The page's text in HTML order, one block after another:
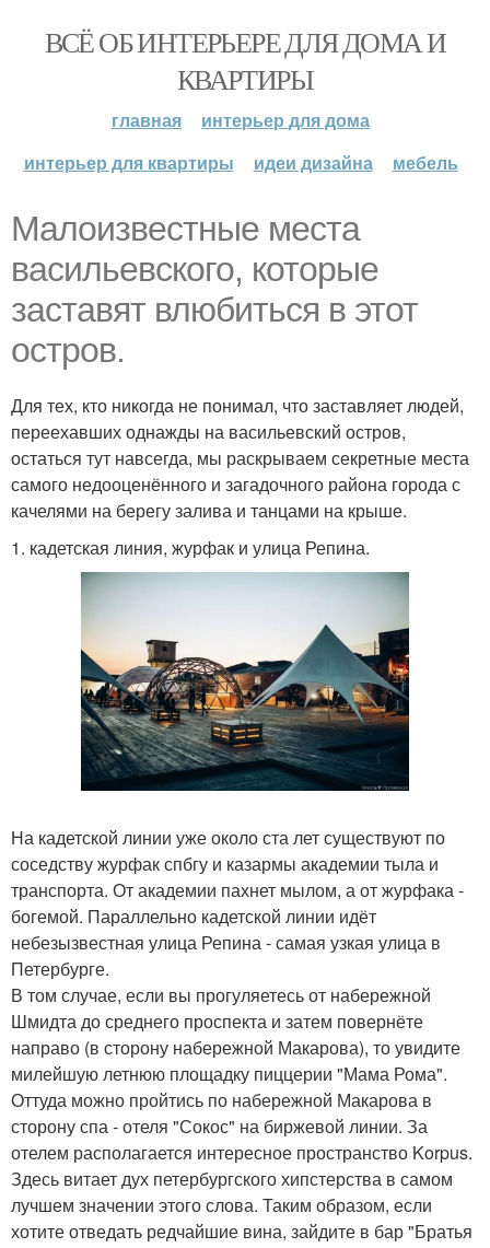
ВСЁ ОБ ИНТЕРЬЕРЕ ДЛЯ ДОМА И
КВАРТИРЫ
главная
интерьер для дома
интерьер для квартиры
идеи дизайна мебель
Малоизвестные места
васильевского, которые
заставят влюбиться в этот
остров.
Для тех, кто никогда не понимал, что заставляет людей,
переехавших однажды на васильевский остров,
остаться тут навсегда, мы раскрываем секретные места
самого недооценённого и загадочного района города с
качелями на берегу залива и танцами на крыше.
1. кадетская линия, журфак и улица Репина.
На кадетской линии уже около ста лет существуют по
соседству журфак спбгу и казармы академии тыла и
транспорта. От академии пахнет мылом, а от журфака -
богемой. Параллельно кадетской линии идёт
небезызвестная улица Репина - самая узкая улица в
Петербурге.
В том случае, если вы прогуляетесь от набережной
Шмидта до среднего проспекта и затем повернёте
направо (в сторону набережной Макарова), то увидите
милейшую летнюю площадку пиццерии "Мама Рома".
Оттуда можно пройтись по набережной Макарова в
сторону спа - отеля "Сокос" на биржевой линии. За
отелем располагается интересное пространство Korpus.
Здесь витает дух петербургского хипстерства в самом
лучшем значении этого слова. Таким образом, если
хотите отведать редчайшие вина, зайдите в бар "Братья